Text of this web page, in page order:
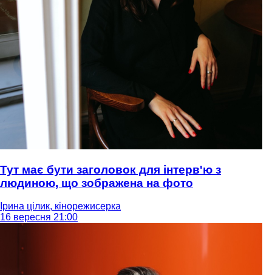
Тут має бути заголовок для інтерв'ю з
людиною, що зображена на фото
Ірина цілик, кінорежисерка
16 вересня 21:00